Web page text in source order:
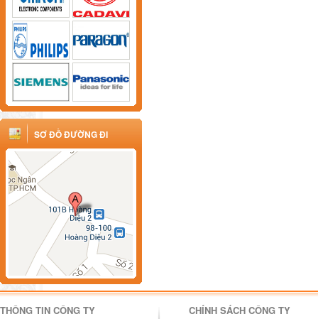
SƠ ĐỒ ĐƯỜNG ĐI
THÔNG TIN CÔNG TY CHÍNH SÁCH CÔNG TY